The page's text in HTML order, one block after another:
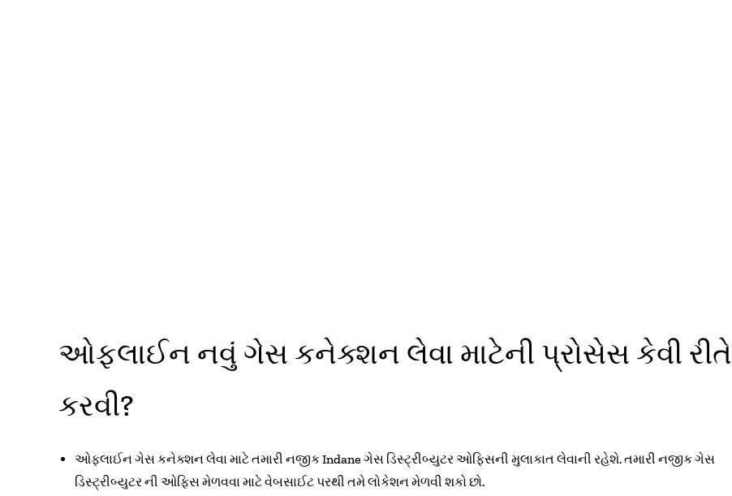
ઓફલાઈન નવું ગેસ કનેક્શન લેવા માટેની પ્રોસેસ કેવી રીતે
કરવી?
ઓફલાઈન ગેસ કનેક્શન લેવા માટે તમારી નજીક Indane ગેસ ડિસ્ટ્રીબ્યુટર ઓફિસની મુલાકાત લેવાની રહેશે. તમારી નજીક ગેસ
ડિસ્ટ્રીબ્યુટર ની ઓફિસ મેળવવા માટે વેબસાઈટ પરથી તમે લોકેશન મેળવી શકો છો.